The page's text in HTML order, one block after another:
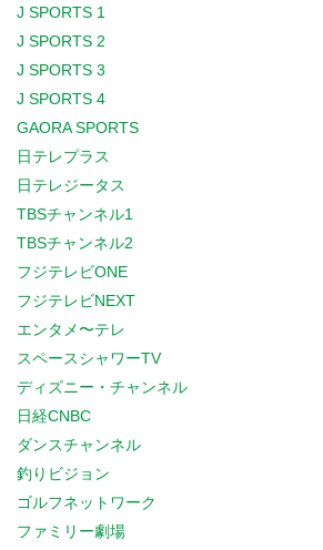
J SPORTS 1
J SPORTS 2
J SPORTS 3
J SPORTS 4
GAORA SPORTS
日テレプラス
日テレジータス
TBSチャンネル1
TBSチャンネル2
フジテレビONE
フジテレビNEXT
エンタメ〜テレ
スペースシャワーTV
ディズニー・チャンネル
日経CNBC
ダンスチャンネル
釣りビジョン
ゴルフネットワーク
ファミリー劇場